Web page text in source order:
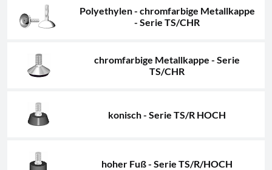
Polyethylen - chromfarbige Metallkappe
- Serie TS/CHR
chromfarbige Metallkappe - Serie
TS/CHR
konisch - Serie TS/R HOCH
hoher Fuß - Serie TS/R/HOCH